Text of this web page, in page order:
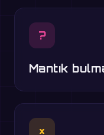
?
Mantık
×